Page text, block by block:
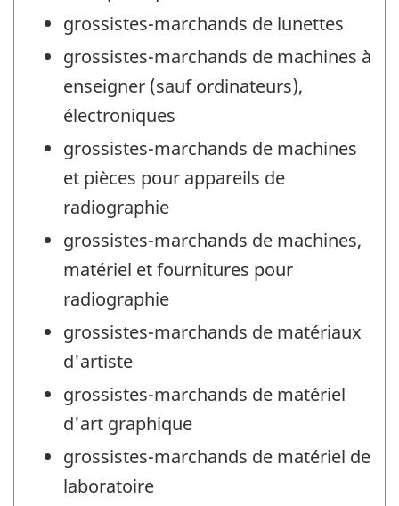
grossistes-marchands de lunettes
grossistes-marchands de machines à
enseigner (sauf ordinateurs),
électroniques
grossistes-marchands de machines
et pièces pour appareils de
radiographie
grossistes-marchands de machines,
matériel et fournitures pour
radiographie
grossistes-marchands de matériaux
d'artiste
grossistes-marchands de matériel
d'art graphique
grossistes-marchands de matériel de
laboratoire